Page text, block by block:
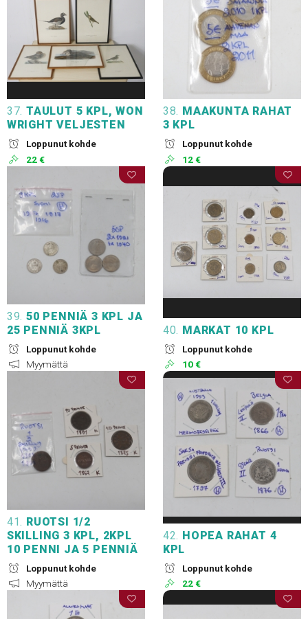
37. TAULUT 5 KPL, WON
WRIGHT VELJESTEN
Loppunut kohde
22 €
38. MAAKUNTA RAHAT
3 KPL
Loppunut kohde
12 €
39. 50 PENNIÄ 3 KPL JA
25 PENNIÄ 3KPL
Loppunut kohde
Myymättä
40. MARKAT 10 KPL
Loppunut kohde
10 €
41.
RUOTSI 1/2
SKILLING 3 KPL, 2KPL
10 PENNI JA 5 PENNIÄ
Loppunut kohde
Myymättä
42. HOPEA RAHAT 4
KPL
Loppunut kohde
22 €